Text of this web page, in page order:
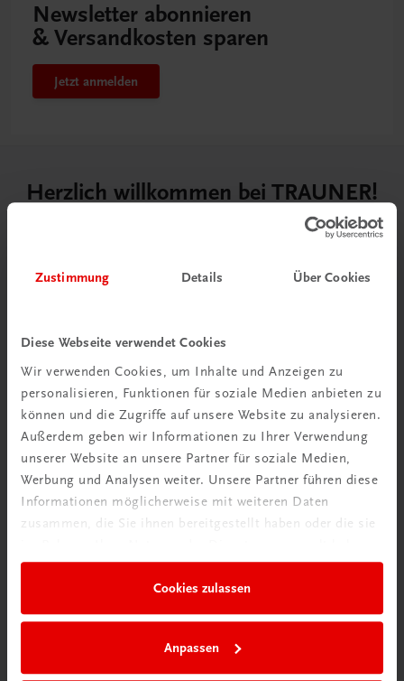
Zustimmung Details Über Cookies
Diese Webseite verwendet Cookies
Wir verwenden Cookies, um Inhalte und Anzeigen zu
personalisieren, Funktionen für soziale Medien anbieten zu
können und die Zugriffe auf unsere Website zu analysieren.
Außerdem geben wir Informationen zu Ihrer Verwendung
unserer Website an unsere Partner für soziale Medien,
Werbung und Analysen weiter. Unsere Partner führen diese
Informationen möglicherweise mit weiteren Daten
zusammen, die Sie ihnen bereitgestellt haben oder die sie
Cookies zulassen
Anpassen
Newsletter abonnieren
& Versandkosten sparen
Jetzt anmelden
Herzlich willkommen bei TRAUNER!
Wir sind ein österreichisches Familienunternehmen mit
Begeisterung für unsere Produkte.
mehr erfahren
TRAUNER Verlag + Buchservice GmbH
Köglstraße 14 | 4020 Linz
Tel.:+43 732 778241
buchservice@trauner.at
WhatsApp:+43 664 88 58 69 41